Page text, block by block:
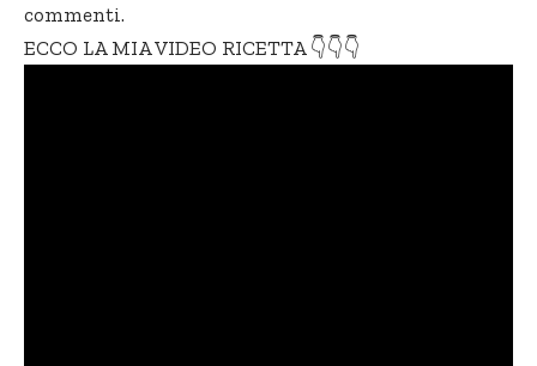
commenti.
ECCO LA MIA VIDEO RICETTA 👇👇👇